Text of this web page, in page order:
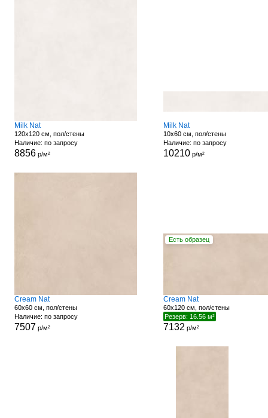
Milk Nat
120x120 см, пол/стены
Наличие: по запросу
8856р/м²
Milk Nat
10x60 см, пол/стены
Наличие: по запросу
10210р/м²
Cream Nat
60x60 см, пол/стены
Наличие: по запросу
7507 р/м²
Есть образец
Cream Nat
60x120 см, пол/стены
Резерв: 16.56 м²
7132 р/м²